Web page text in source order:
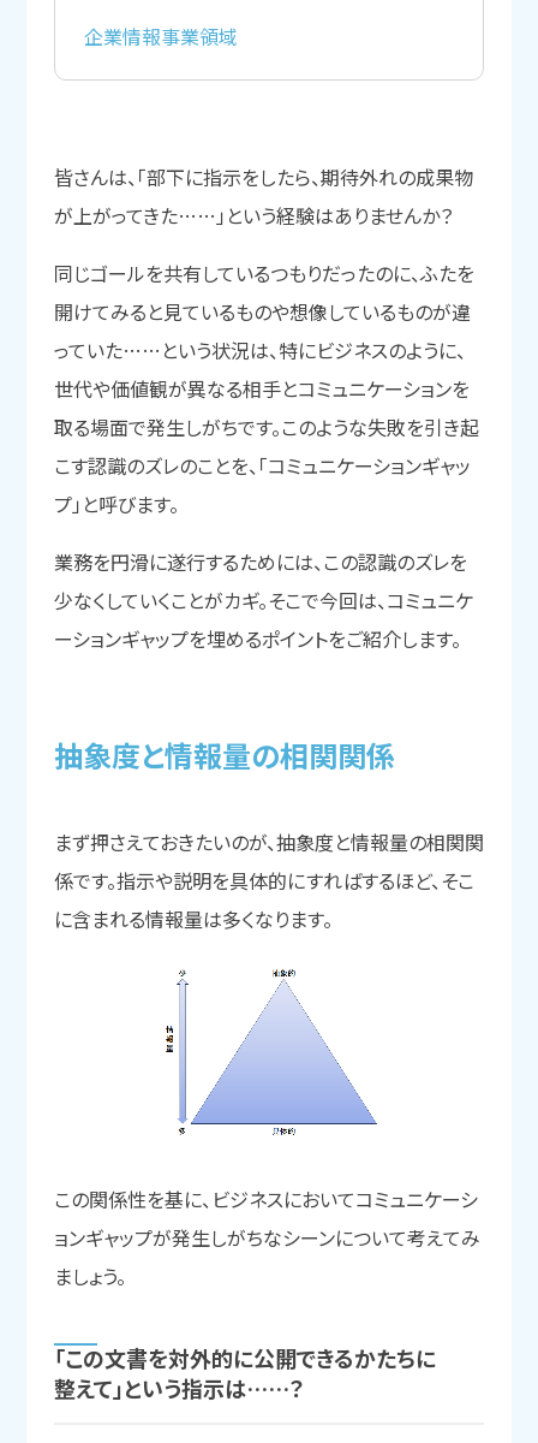
企業情報事業領域
皆さんは、「部下に指示をしたら、期待外れの成果物
が上がってきた……」という経験はありませんか？
同じゴールを共有しているつもりだったのに、ふたを
開けてみると見ているものや想像しているものが違
っていた……という状況は、特にビジネスのように、
世代や価値観が異なる相手とコミュニケーションを
取る場面で発生しがちです。このような失敗を引き起
こす認識のズレのことを、「コミュニケーションギャッ
プ」と呼びます。
業務を円滑に遂行するためには、この認識のズレを
少なくしていくことがカギ。そこで今回は、コミュニケ
ーションギャップを埋めるポイントをご紹介します。
抽象度と情報量の相関関係
まず押さえておきたいのが、抽象度と情報量の相関関
係です。指示や説明を具体的にすればするほど、そこ
に含まれる情報量は多くなります。
この関係性を基に、ビジネスにおいてコミュニケーシ
ョンギャップが発生しがちなシーンについて考えてみ
ましょう。
「この文書を対外的に公開できるかたちに
整えて」という指示は……？